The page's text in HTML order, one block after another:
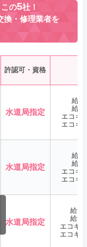
の5社！
換・修理業者を
許認可・資格
水道局指定
給
給
エコキ
エコキ
水道局指定
給
給
エコキ
エコキ
水道局指定
給湯
給湯
エコキ
エコキ